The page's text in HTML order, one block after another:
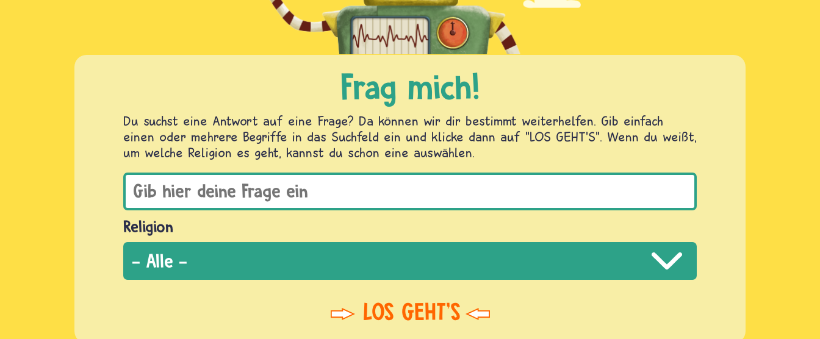
Frag mich!
Du suchst eine Antwort auf eine Frage? Da können wir dir bestimmt weiterhelfen. Gib einfach
einen oder mehrere Begriffe in das Suchfeld ein und klicke dann auf "LOS GEHT'S". Wenn du weißt,
um welche Religion es geht, kannst du schon eine auswählen.
Religion